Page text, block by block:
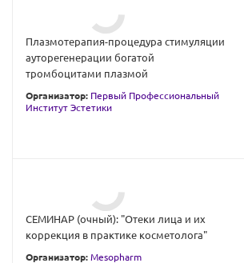
Плазмотерапия-процедура стимуляции
ауторегенерации богатой
тромбоцитами плазмой
Организатор: Первый Профессиональный
Институт Эстетики
СЕМИНАР (очный): "Отеки лица и их
коррекция в практике косметолога"
Организатор: Mesopharm